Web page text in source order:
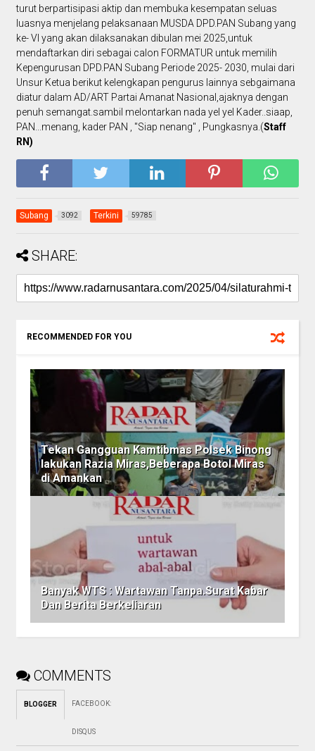
turut berpartisipasi aktip dan membuka kesempatan seluas
luasnya menjelang pelaksanaan MUSDA DPD.PAN Subang yang
ke- VI yang akan dilaksanakan dibulan mei 2025,untuk
mendaftarkan diri sebagai calon FORMATUR untuk memilih
Kepengurusan DPD.PAN Subang Periode 2025- 2030, mulai dari
Unsur Ketua berikut kelengkapan pengurus lainnya sebgaimana
diatur dalam AD/ART Partai Amanat Nasional,ajaknya dengan
penuh semangat.sambil melontarkan nada yel yel Kader..siaap,
PAN...menang, kader PAN , "Siap nenang" , Pungkasnya.(Staff
RN)
Subang 3092 Terkini 59785
SHARE:
RECOMMENDED FOR YOU
Tekan Gangguan Kamtibmas Polsek Binong
lakukan Razia Miras,Beberapa Botol Miras
di Amankan
Banyak WTS : Wartawan Tanpa.Surat Kabar
Dan Berita Berkeliaran
COMMENTS
BLOGGER FACEBOOK:
DISQUS